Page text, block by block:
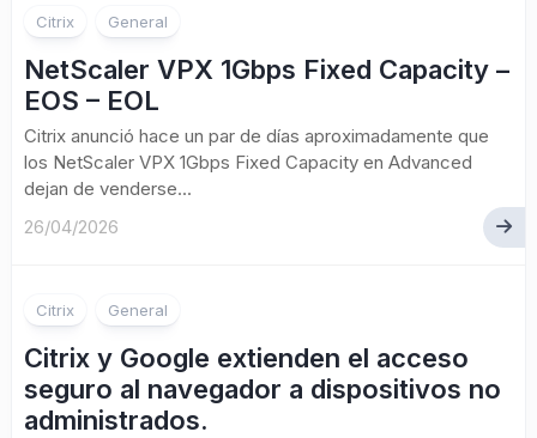
Citrix General
NetScaler VPX 1Gbps Fixed Capacity –
EOS – EOL
Citrix anunció hace un par de días aproximadamente que
los NetScaler VPX 1Gbps Fixed Capacity en Advanced
dejan de venderse...
26/04/2026
Citrix General
Citrix y Google extienden el acceso
seguro al navegador a dispositivos no
administrados.